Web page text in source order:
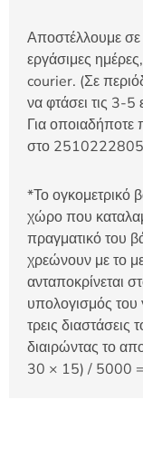
Αποστέλλουμε
εργάσιμες
courier. (Σε
να φτάσει τις 3-5
Για οποιαδήποτε
στο
*Το ογκομετρικό
χώρο που
πραγματικό του
χρεώνουν με το
ανταποκρίνεται
υπολογισμός του
τρεις
διαιρώντας το
30 × 15) / 5000 =